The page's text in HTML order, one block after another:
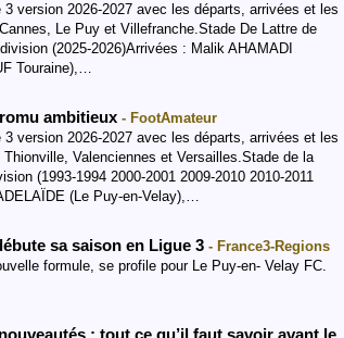
version 2026-2027 avec les départs, arrivées et les
Le Puy et Villefranche.Stade De Lattre de
(2025-2026)Arrivées : Malik AHAMADI
Touraine),…
ambitieux - FootAmateur
version 2026-2027 avec les départs, arrivées et les
Valenciennes et Versailles.Stade de la
(1993-1994 2000-2001 2009-2010 2010-2011
(Le Puy-en-Velay),…
sa saison en Ligue 3 - France3-Regions
formule, se profile pour Le Puy-en- Velay FC.